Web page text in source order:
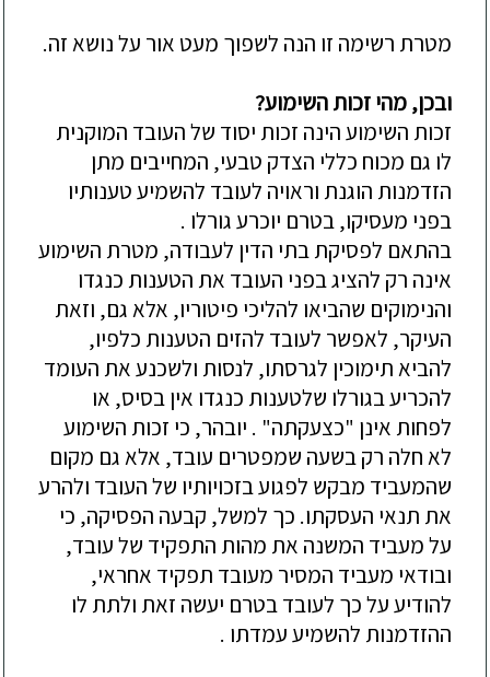
מטרת רשימה זו הנה לשפוך מעט אור על נושא זה.
ובכן, מהי זכות השימוע?
זכות השימוע הינה זכות יסוד של העובד המוקנית
לו גם מכוח כללי הצדק טבעי, המחייבים מתן
הזדמנות הוגנת וראויה לעובד להשמיע טענותיו
בפני מעסיקו, בטרם יוכרע גורלו .
בהתאם לפסיקת בתי הדין לעבודה, מטרת השימוע
אינה רק להציג בפני העובד את הטענות כנגדו
והנימוקים שהביאו להליכי פיטוריו, אלא גם, וזאת
העיקר, לאפשר לעובד להזים הטענות כלפיו,
להביא תימוכין לגרסתו, לנסות ולשכנע את העומד
להכריע בגורלו שלטענות כנגדו אין בסיס, או
לפחות אינן "כצעקתה" . יובהר, כי זכות השימוע
לא חלה רק בשעה שמפטרים עובד, אלא גם מקום
שהמעביד מבקש לפגוע בזכויותיו של העובד ולהרע
את תנאי העסקתו. כך למשל, קבעה הפסיקה, כי
על מעביד המשנה את מהות התפקיד של עובד,
ובודאי מעביד המסיר מעובד תפקיד אחראי,
להודיע על כך לעובד בטרם יעשה זאת ולתת לו
ההזדמנות להשמיע עמדתו .